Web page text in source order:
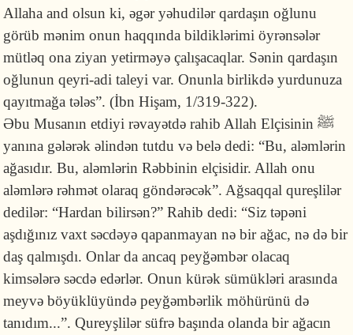
Allaha and olsun ki, əgər yəhudilər qardaşın oğlunu
görüb mənim onun haqqında bildiklərimi öyrənsələr
mütləq ona ziyan yetirməyə çalışacaqlar. Sənin qardaşın
oğlunun qeyri-adi taleyi var. Onunla birlikdə yurdunuza
qayıtmağa tələs”. (İbn Hişam, 1/319-322).
Əbu Musanın etdiyi rəvayətdə rahib Allah Elçisinin ﷺ
yanına gələrək əlindən tutdu və belə dedi: “Bu, aləmlərin
ağasıdır. Bu, aləmlərin Rəbbinin elçisidir. Allah onu
aləmlərə rəhmət olaraq göndərəcək”. Ağsaqqal qureşlilər
dedilər: “Hardan bilirsən?” Rahib dedi: “Siz təpəni
aşdığınız vaxt səcdəyə qapanmayan nə bir ağac, nə də bir
daş qalmışdı. Onlar da ancaq peyğəmbər olacaq
kimsələrə səcdə edərlər. Onun kürək sümükləri arasında
meyvə böyüklüyündə peyğəmbərlik möhürünü də
tanıdım...”. Qureyşlilər süfrə başında olanda bir ağacın